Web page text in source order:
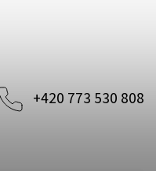
+420 773 530 808